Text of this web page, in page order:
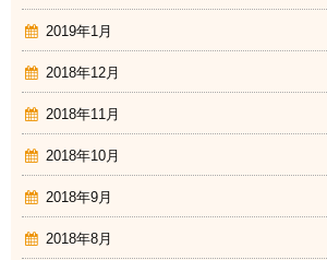
2019年1月
2018年12月
2018年11月
2018年10月
2018年9月
2018年8月